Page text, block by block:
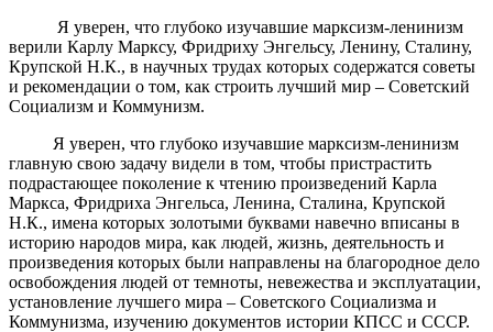
Я уверен, что глубоко изучавшие марксизм-ленинизм
верили Карлу Марксу, Фридриху Энгельсу, Ленину, Сталину,
Крупской Н.К., в научных трудах которых содержатся советы
и рекомендации о том, как строить лучший мир – Советский
Социализм и Коммунизм.
Я уверен, что глубоко изучавшие марксизм-ленинизм
главную свою задачу видели в том, чтобы пристрастить
подрастающее поколение к чтению произведений Карла
Маркса, Фридриха Энгельса, Ленина, Сталина, Крупской
Н.К., имена которых золотыми буквами навечно вписаны в
историю народов мира, как людей, жизнь, деятельность и
произведения которых были направлены на благородное дело
освобождения людей от темноты, невежества и эксплуатации,
установление лучшего мира – Советского Социализма и
Коммунизма, изучению документов истории КПСС и СССР.